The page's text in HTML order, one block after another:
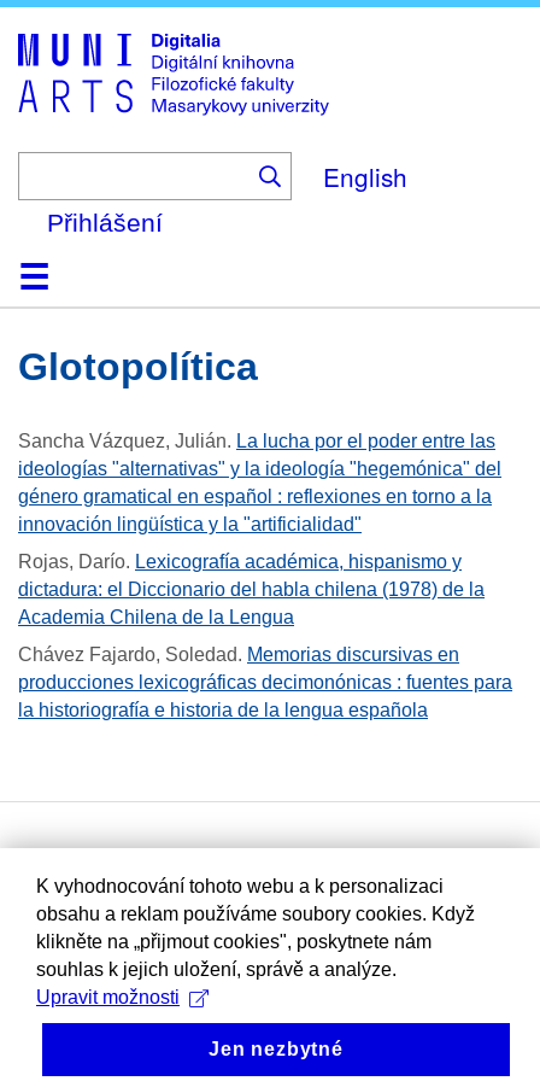
to
main
content
English
Přihlášení
DomůKolekce
Prohlížení
Vyhledávání
O platformě
Nápověda
KontaktDigitalia
glotopolítica
Sancha Vázquez, Julián. La lucha por el poder entre las
ideologías "alternativas" y la ideología "hegemónica" del
género gramatical en español : reflexiones en torno a la
innovación lingüística y la "artificialidad"
Rojas, Darío. Lexicografía académica, hispanismo y
dictadura: el Diccionario del habla chilena (1978) de la
Academia Chilena de la Lengua
Chávez Fajardo, Soledad. Memorias discursivas en
producciones lexicográficas decimonónicas : fuentes para
la historiografía e historia de la lengua española
K vyhodnocování tohoto webu a k personalizaci
obsahu a reklam používáme soubory cookies. Když
klikněte na „přijmout cookies", poskytnete nám
souhlas k jejich uložení, správě a analýze.
Upravit možnosti
Jen nezbytné